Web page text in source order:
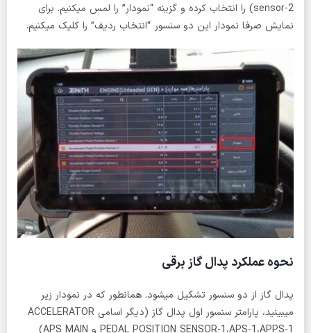
sensor-2) را انتخاب کرده و گزینه “نمودار” را لمس میکنیم. برای
نمایش صرفا نمودار این دو سنسور “انتخاب ردیف” را کلیک میکنیم.
نحوه عملکرد پدال گاز برقی
پدال گاز از دو سنسور تشکیل میشود. همانطور که در نمودار زیر
میبینید، پارامتر سنسور اول پدال گاز (دیگر اسامی ACCELERATOR
PEDAL POSITION SENSOR-1،APS-1،APPS-1 و APS MAIN)